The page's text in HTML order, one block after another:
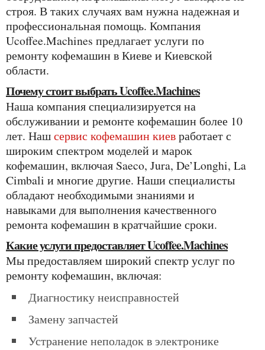
строя. В таких случаях вам нужна надежная и
профессиональная помощь. Компания
Ucoffee.Machines предлагает услуги по
ремонту кофемашин в Киеве и Киевской
области.
Почему стоит выбрать Ucoffee.Machines
Наша компания специализируется на
обслуживании и ремонте кофемашин более 10
лет. Нашсервис кофемашин киевработает с
широким спектром моделей и марок
кофемашин, включая Saeco, Jura, De’Longhi, La
Cimbali и многие другие. Наши специалисты
обладают необходимыми знаниями и
навыками для выполнения качественного
ремонта кофемашин в кратчайшие сроки.
Какие услуги предоставляет Ucoffee.Machines
Мы предоставляем широкий спектр услуг по
ремонту кофемашин, включая:
Диагностику неисправностей
Замену запчастей
Устранение неполадок в электронике